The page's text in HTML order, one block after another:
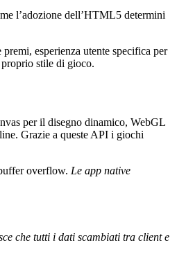
l’adozione dell’HTML5 determini
esperienza utente specifica per
stile di gioco.
per il disegno dinamico, WebGL
Grazie a queste API i giochi
overflow. Le app native
che tutti i dati scambiati tra client e